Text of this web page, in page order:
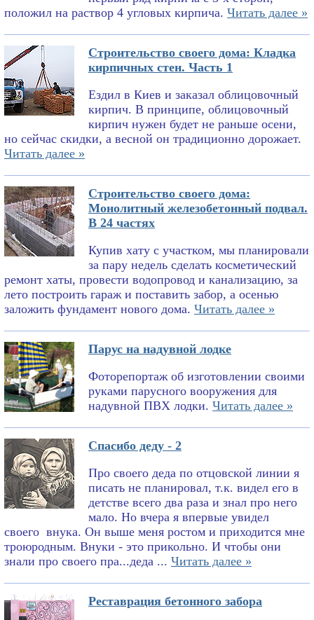
положил на раствор 4 угловых кирпича. Читать далее »
Строительство своего дома: Кладка
кирпичных стен. Часть 1
Ездил в Киев и заказал облицовочный
кирпич. В принципе, облицовочный
кирпич нужен будет не раньше осени,
но сейчас скидки, а весной он традиционно дорожает.
Читать далее »
Строительство своего дома:
Монолитный железобетонный подвал.
В 24 частях
Купив хату с участком, мы планировали
за пару недель сделать косметический
ремонт хаты, провести водопровод и канализацию, за
лето построить гараж и поставить забор, а осенью
заложить фундамент нового дома. Читать далее »
Парус на надувной лодке
Фоторепортаж об изготовлении своими
руками парусного вооружения для
надувной ПВХ лодки. Читать далее »
Спасибо деду - 2
Про своего деда по отцовской линии я
писать не планировал, т.к. видел его в
детстве всего два раза и знал про него
мало. Но вчера я впервые увидел
своего внука. Он выше меня ростом и приходится мне
троюродным. Внуки - это прикольно. И чтобы они
знали про своего пра...деда ... Читать далее »
Реставрация бетонного забора